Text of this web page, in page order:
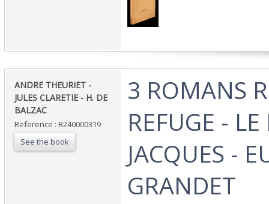
‎ANDRE THEURIET -
JULES CLARETIE - H. DE
BALZAC‎
Reference : R240000319
See the book
‎3 ROMANS
REFUGE -
JACQUES -
GRANDET‎